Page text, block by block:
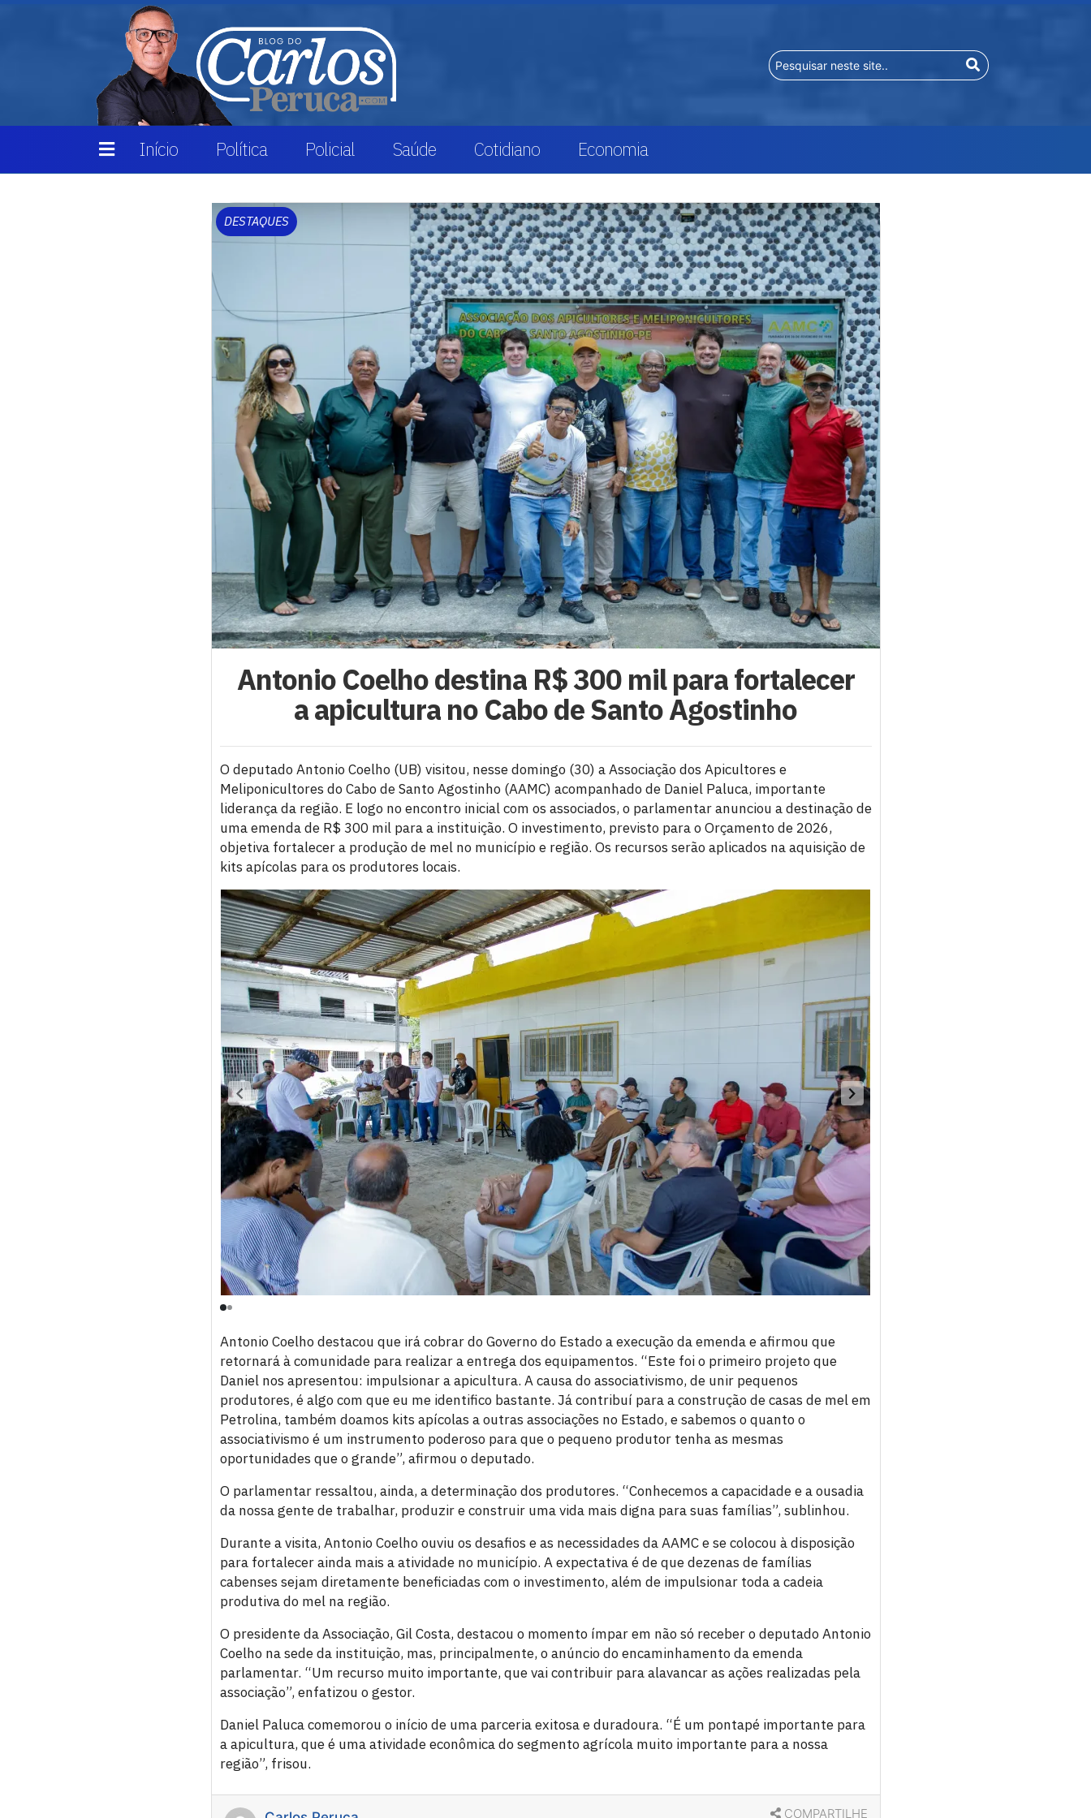
Início Política Policial Saúde Cotidiano Economia
DESTAQUES
Antonio Coelho destina R$ 300 mil para fortalecer
a apicultura no Cabo de Santo Agostinho
O deputado Antonio Coelho (UB) visitou, nesse domingo (30) a Associação dos Apicultores e
Meliponicultores do Cabo de Santo Agostinho (AAMC) acompanhado de Daniel Paluca, importante
liderança da região. E logo no encontro inicial com os associados, o parlamentar anunciou a destinação de
uma emenda de R$ 300 mil para a instituição. O investimento, previsto para o Orçamento de 2026,
objetiva fortalecer a produção de mel no município e região. Os recursos serão aplicados na aquisição de
kits apícolas para os produtores locais.
Antonio Coelho destacou que irá cobrar do Governo do Estado a execução da emenda e afirmou que
retornará à comunidade para realizar a entrega dos equipamentos. “Este foi o primeiro projeto que
Daniel nos apresentou: impulsionar a apicultura. A causa do associativismo, de unir pequenos
produtores, é algo com que eu me identifico bastante. Já contribuí para a construção de casas de mel em
Petrolina, também doamos kits apícolas a outras associações no Estado, e sabemos o quanto o
associativismo é um instrumento poderoso para que o pequeno produtor tenha as mesmas
oportunidades que o grande”, afirmou o deputado.
O parlamentar ressaltou, ainda, a determinação dos produtores. “Conhecemos a capacidade e a ousadia
da nossa gente de trabalhar, produzir e construir uma vida mais digna para suas famílias”, sublinhou.
Durante a visita, Antonio Coelho ouviu os desafios e as necessidades da AAMC e se colocou à disposição
para fortalecer ainda mais a atividade no município. A expectativa é de que dezenas de famílias
cabenses sejam diretamente beneficiadas com o investimento, além de impulsionar toda a cadeia
produtiva do mel na região.
O presidente da Associação, Gil Costa, destacou o momento ímpar em não só receber o deputado Antonio
Coelho na sede da instituição, mas, principalmente, o anúncio do encaminhamento da emenda
parlamentar. “Um recurso muito importante, que vai contribuir para alavancar as ações realizadas pela
associação”, enfatizou o gestor.
Daniel Paluca comemorou o início de uma parceria exitosa e duradoura. “É um pontapé importante para
a apicultura, que é uma atividade econômica do segmento agrícola muito importante para a nossa
região”, frisou.
COMPARTILHE